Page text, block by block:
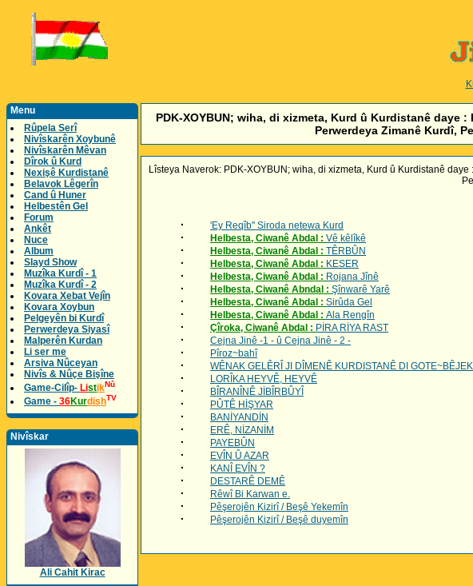
Menu
Rûpela Serî
Nivîskarên Xoybunê
Nivîskarên Mêvan
Dîrok û Kurd
Nexişê Kurdistanê
Belavok Lêgerîn
Cand û Huner
Helbestên Gel
Forum
Ankêt
Nuce
Album
Slayd Show
Muzîka Kurdî - 1
Muzîka Kurdî - 2
Kovara Xebat Vejîn
Kovara Xoybun
Pelgeyên bi Kurdî
Perwerdeya Siyasî
Malperên Kurdan
Li ser me
Arsiva Nûceyan
Nivîs & Nûçe Bişîne
Game-Cilîp- ListikNû
Game - 36KurdishTV
Nivîskar
Ali Cahit Kirac
PDK-XOYBUN; wiha, di xizmeta, Kurd û Kurdistanê daye
Perwerdeya Zimanê Kurdî,
Lîsteya Naverok: PDK-XOYBUN; wiha, di xizmeta, Kurd û Kurdistanê
· 'Ey Reqîb'' Siroda netewa Kurd
· Helbesta, Ciwanê Abdal : Vê kêlîkê
· Helbesta, Ciwanê Abdal : TÊRBÛN
· Helbesta, Ciwanê Abdal : KESER
· Helbesta, Ciwanê Abdal : Rojana Jînê
· Helbesta, Ciwanê Abndal : Şînwarê Yarê
· Helbesta, Ciwanê Abdal : Sirûda Gel
· Helbesta, Ciwanê Abdal : Ala Rengîn
· Çîroka, Ciwanê Abdal : PİRA RİYA RAST
· Cejna Jinê -1 - û Cejna Jinê - 2 -
· Pîroz~bahî
· WÊNAK GELÊRÎ JI DÎMENÊ KURDISTANÊ DI
· LORÎKA HEYVÊ, HEYVÊ
· BÎRANÎNÊ JİBÎRBÛYÎ
· PÛTÊ HİŞYAR
· BANİYANDİN
· ERÊ, NİZANİM
· PAYEBÛN
· EVÎN Û AZAR
· KANÎ EVÎN ?
· DESTARÊ DEMÊ
· Rêwî Bi Karwan e.
· Pêşerojên Kizirî / Beşê Yekemîn
·
Pêşerojên Kizirî / Beşê duyemîn